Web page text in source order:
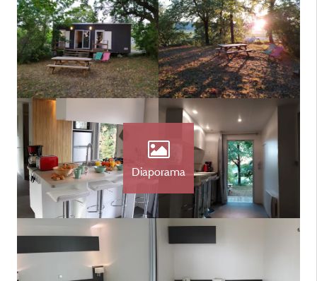
Diaporama